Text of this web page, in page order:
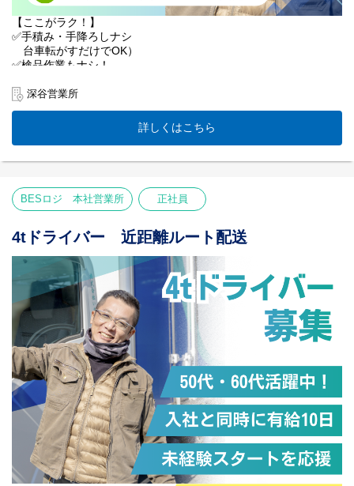
【ここがラク！】
✅手積み・手降ろしナシ
台車転がすだけでOK）
✅検品作業もナシ！
✅配送件数は少なめ
【仕事内容】
食品や雑貨を店舗へ配送。
カゴ台車を積むだけなので
【ベテランに選ばれる理由】
入社日に有給10日付与
⇒まさかの時も安心！
40歳〜人間ドック無料
⇒会社負担で健康維持
68歳まで働ける
⇒再雇用制度で長く働けます
深谷営業所
詳しくはこちら
BESロジ 本社営業所 正社員
4tドライバー 近距離ルート配送